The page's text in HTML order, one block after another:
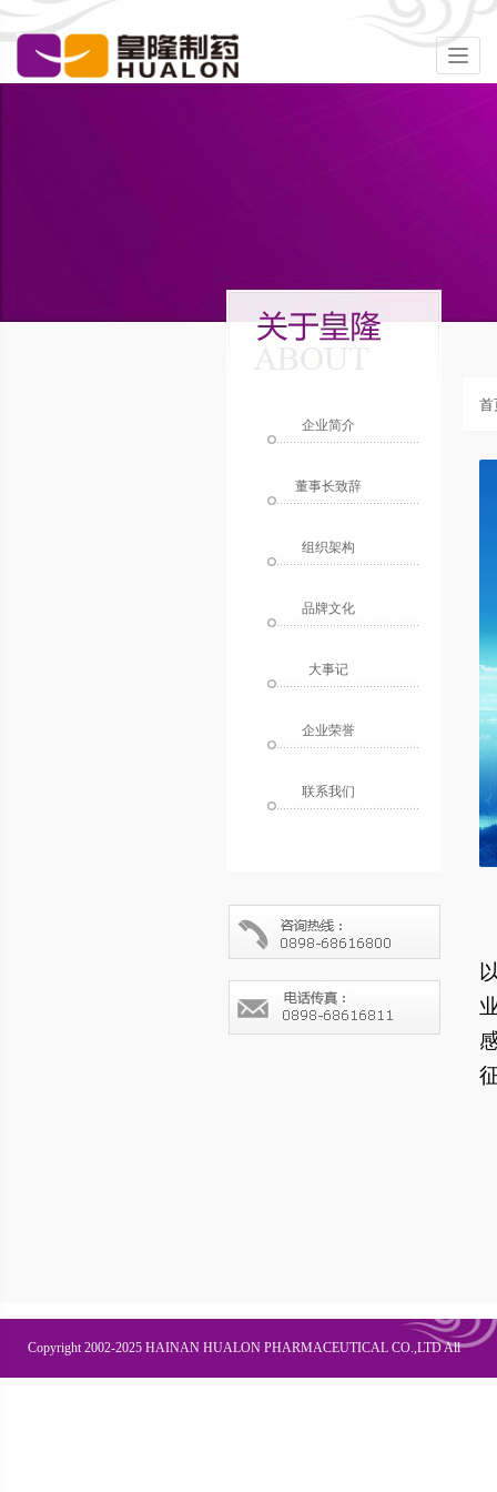
企业简介
董事长致辞
组织架构
品牌文化
大事记
企业荣誉
联系我们
首
Copyright 2002-2025 HAINAN HUALON PHARMACEUTICAL CO.,LTD All